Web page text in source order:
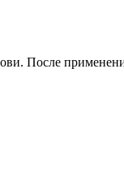
После